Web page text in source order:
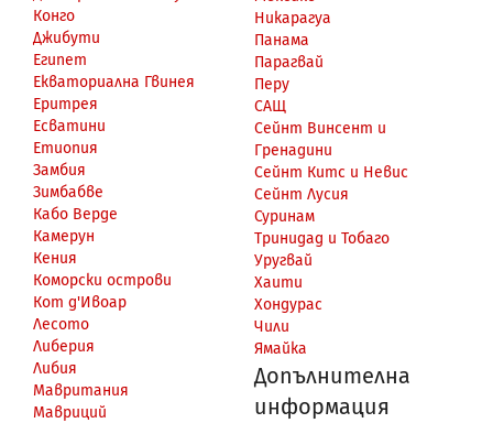
Конго
Джибути
Египет
Екваториална Гвинея
Еритрея
Есватини
Етиопия
Замбия
Зимбабве
Кабо Верде
Камерун
Кения
Коморски острови
Кот д'Ивоар
Лесото
Либерия
Либия
Мавритания
Мавриций
Никарагуа
Панама
Парагвай
Перу
САЩ
Сейнт Винсент и
Гренадини
Сейнт Китс и Невис
Сейнт Лусия
Суринам
Тринидад и Тобаго
Уругвай
Хаити
Хондурас
Чили
Ямайка
Допълнителна
информация